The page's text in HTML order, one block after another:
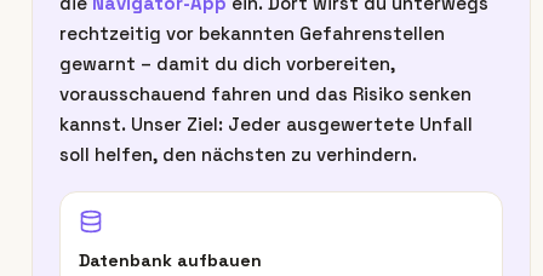
rechtzeitig vor bekannten Gefahrenstellen
gewarnt – damit du dich vorbereiten,
vorausschauend fahren und das Risiko senken
kannst. Unser Ziel: Jeder ausgewertete Unfall
soll helfen, den nächsten zu verhindern.
Datenbank aufbauen